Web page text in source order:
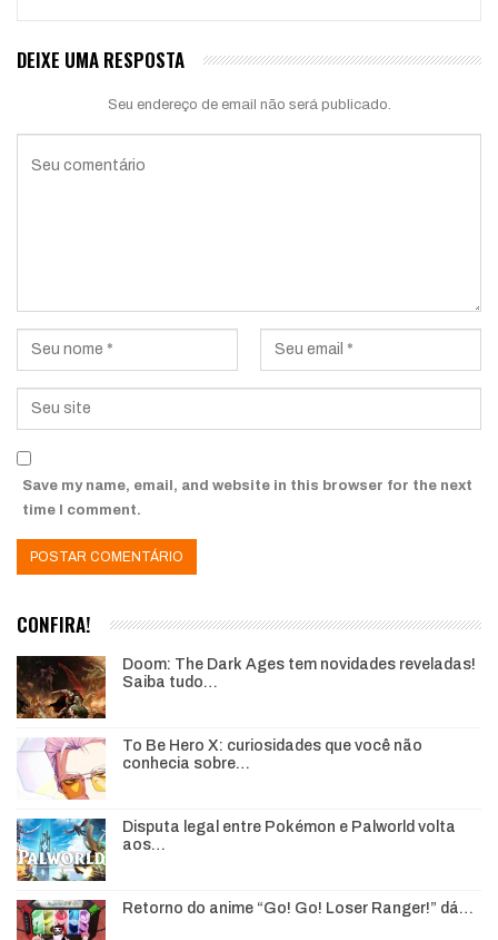
DEIXE UMA RESPOSTA
Seu endereço de email não será publicado.
Save my name, email, and website in this browser for the next
time I comment.
CONFIRA!
Doom: The Dark Ages tem novidades reveladas!
Saiba tudo…
To Be Hero X: curiosidades que você não
conhecia sobre…
Disputa legal entre Pokémon e Palworld volta
aos…
Retorno do anime “Go! Go! Loser Ranger!” dá…